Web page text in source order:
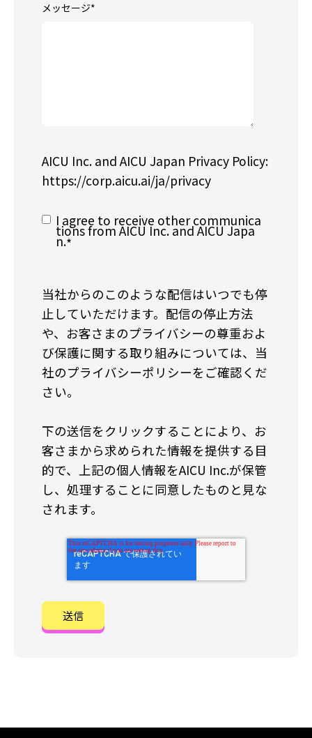
メッセージ*
AICU Inc. and AICU Japan Privacy Policy:
https://corp.aicu.ai/ja/privacy
I agree to receive other communica
tions from AICU Inc. and AICU Japa
n.*
当社からのこのような配信はいつでも停
止していただけます。配信の停止方法
や、お客さまのプライバシーの尊重およ
び保護に関する取り組みについては、当
社のプライバシーポリシーをご確認くだ
さい。
下の送信をクリックすることにより、お
客さまから求められた情報を提供する目
的で、上記の個人情報をAICU Inc.が保管
し、処理することに同意したものと見な
されます。